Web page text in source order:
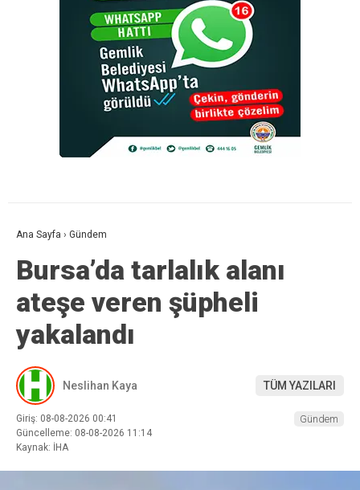
Ana Sayfa › Gündem
Bursa’da tarlalık alanı
ateşe veren şüpheli
yakalandı
Neslihan Kaya TÜM YAZILARI
Giriş: 08-08-2026 00:41
Güncelleme: 08-08-2026 11:14
Kaynak: İHA
Gündem